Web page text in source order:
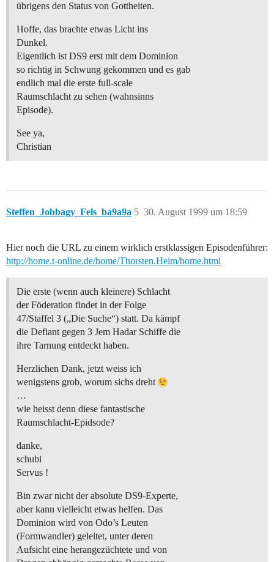
übrigens den Status von Gottheiten.
Hoffe, das brachte etwas Licht ins
Dunkel.
Eigentlich ist DS9 erst mit dem Dominion
so richtig in Schwung gekommen und es gab
endlich mal die erste full-scale
Raumschlacht zu sehen (wahnsinns
Episode).
See ya,
Christian
Steffen_Jobbagy_Fels_ba9a9a 30. August 1999 um 18:59
5
Hier noch die URL zu einem wirklich erstklassigen Episodenführer:
http://home.t-online.de/home/Thorsten.Heim/home.html
Die erste (wenn auch kleinere) Schlacht
der Föderation findet in der Folge
47/Staffel 3 („Die Suche“) statt. Da kämpf
die Defiant gegen 3 Jem Hadar Schiffe die
ihre Tarnung entdeckt haben.
Herzlichen Dank, jetzt weiss ich
wenigstens grob, worum sichs dreht
…
wie heisst denn diese fantastische
Raumschlacht-Epidsode?
danke,
schubi
Servus !
Bin zwar nicht der absolute DS9-Experte,
aber kann vielleicht etwas helfen. Das
Dominion wird von Odo’s Leuten
(Formwandler) geleitet, unter deren
Aufsicht eine herangezüchtete und von